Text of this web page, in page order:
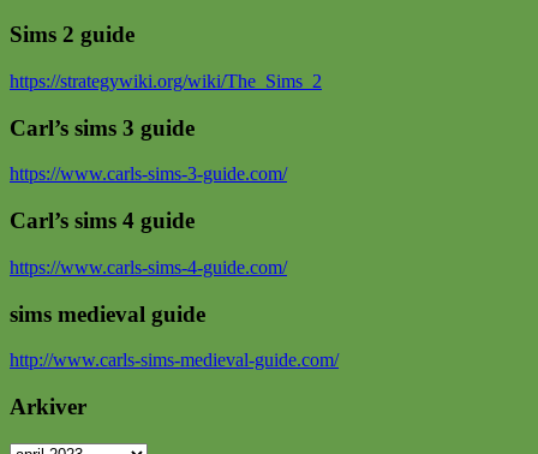
Sims 2 guide
https://strategywiki.org/wiki/The_Sims_2
Carl’s sims 3 guide
https://www.carls-sims-3-guide.com/
Carl’s sims 4 guide
https://www.carls-sims-4-guide.com/
sims medieval guide
http://www.carls-sims-medieval-guide.com/
Arkiver